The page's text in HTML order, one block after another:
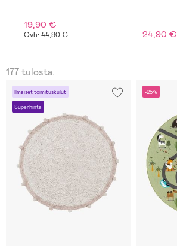
19,90 €
Ovh: 44,90 € 24,90 €
177 tulosta.
Ilmaiset toimituskulut
Superhinta
-25%